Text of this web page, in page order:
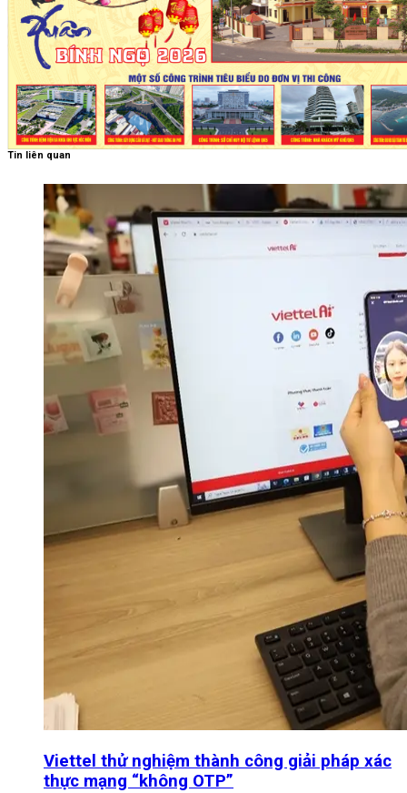
Tin liên quan
Viettel thử nghiệm thành công giải pháp xác
thực mạng “không OTP”